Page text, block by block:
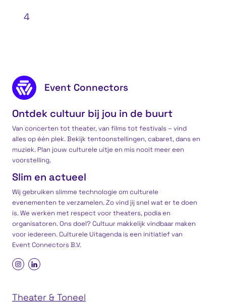
4
Footer content
Event Connectors
Ontdek cultuur bij jou in de buurt
Van concerten tot theater, van films tot festivals – vind
alles op één plek. Bekijk tentoonstellingen, cabaret, dans en
muziek. Plan jouw culturele uitje en mis nooit meer een
voorstelling.
Slim en actueel
Wij gebruiken slimme technologie om culturele
evenementen te verzamelen. Zo vind jij snel wat er te doen
is. We werken met respect voor theaters, podia en
organisatoren. Ons doel? Cultuur makkelijk vindbaar maken
voor iedereen. Culturele Uitagenda is een initiatiefvan
Event Connectors B.V.
Theater & Toneel